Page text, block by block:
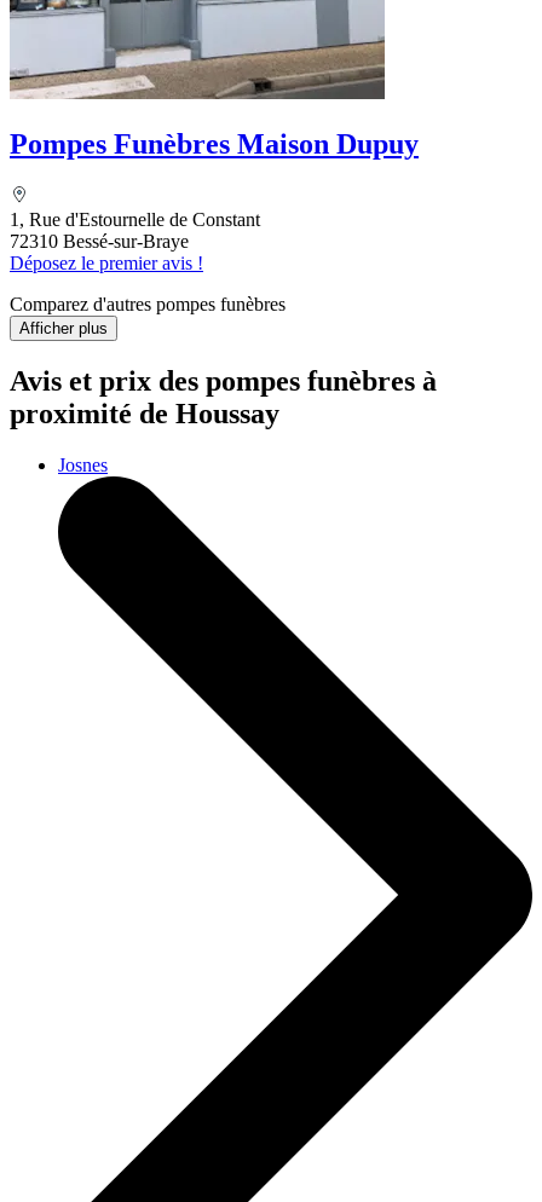
Pompes Funèbres Maison Dupuy
1, Rue d'Estournelle de Constant
72310 Bessé-sur-Braye
Déposez le premier avis !
Comparez d'autres pompes funèbres
Afficher plus
Avis et prix des pompes funèbres à
proximité de Houssay
Josnes